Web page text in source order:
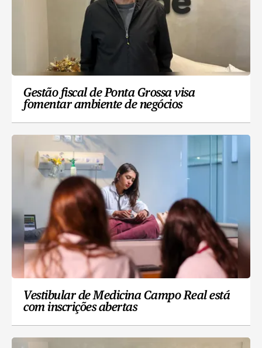
Gestão fiscal de Ponta Grossa visa
fomentar ambiente de negócios
Vestibular de Medicina Campo Real está
com inscrições abertas